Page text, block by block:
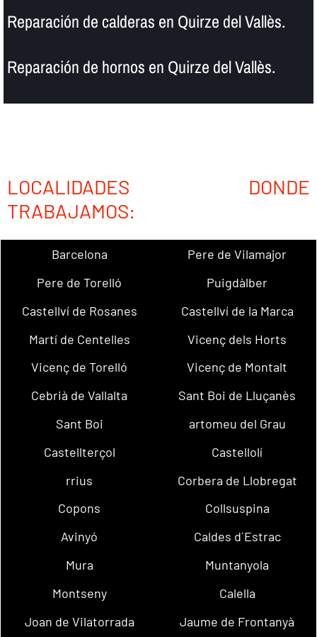
Reparación de calderas en Quirze del Vallès.
Reparación de hornos en Quirze del Vallès.
LOCALIDADES DONDE
TRABAJAMOS:
Barcelona
Pere de Vilamajor
Pere de Torelló
Puigdàlber
Castellví de Rosanes
Castellví de la Marca
Martí de Centelles
Vicenç dels Horts
Vicenç de Torelló
Vicenç de Montalt
Cebrià de Vallalta
Sant Boi de Lluçanès
Sant Boi
artomeu del Grau
Castellterçol
Castellolí
rrius
Corbera de Llobregat
Copons
Collsuspina
Avinyó
Caldes d´Estrac
Mura
Muntanyola
Montseny
Calella
Joan de Vilatorrada
Jaume de Frontanyà